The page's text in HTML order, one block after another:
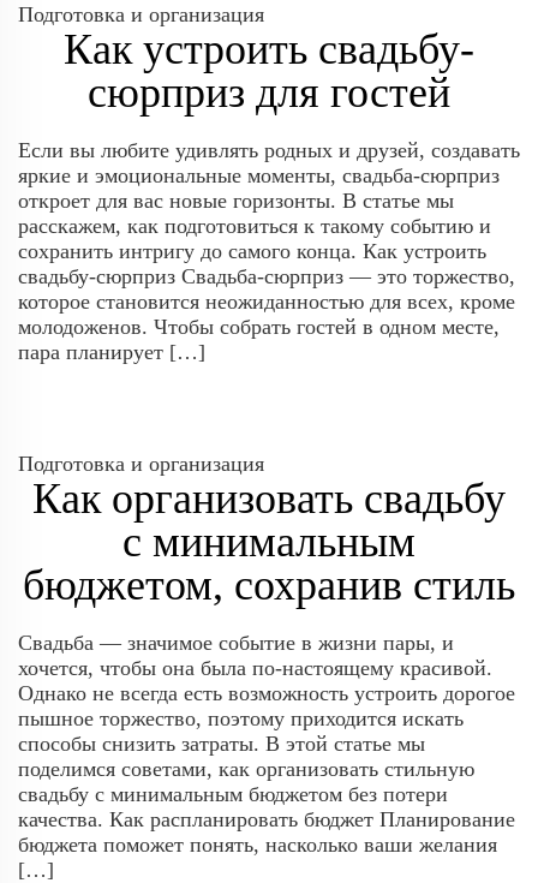
Подготовка и организация
Как устроить свадьбу-
сюрприз для гостей
Если вы любите удивлять родных и друзей, создавать
яркие и эмоциональные моменты, свадьба-сюрприз
откроет для вас новые горизонты. В статье мы
расскажем, как подготовиться к такому событию и
сохранить интригу до самого конца. Как устроить
свадьбу-сюрприз Свадьба-сюрприз — это торжество,
которое становится неожиданностью для всех, кроме
молодоженов. Чтобы собрать гостей в одном месте,
пара планирует […]
Подготовка и организация
Как организовать свадьбу
с минимальным
бюджетом, сохранив стиль
Свадьба — значимое событие в жизни пары, и
хочется, чтобы она была по-настоящему красивой.
Однако не всегда есть возможность устроить дорогое
пышное торжество, поэтому приходится искать
способы снизить затраты. В этой статье мы
поделимся советами, как организовать стильную
свадьбу с минимальным бюджетом без потери
качества. Как распланировать бюджет Планирование
бюджета поможет понять, насколько ваши желания
[…]